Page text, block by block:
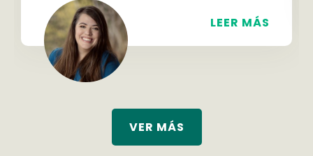
LEER MÁS
VER MÁS